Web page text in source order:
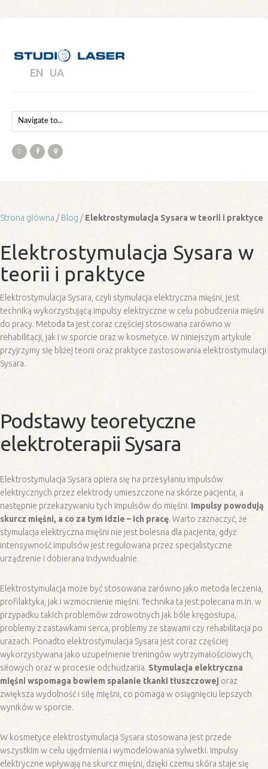
EN UA
Strona główna / Blog / Elektrostymulacja Sysara w teorii i praktyce
Elektrostymulacja Sysara w
teorii i praktyce
Elektrostymulacja Sysara, czyli stymulacja elektryczna mięśni, jest
techniką wykorzystującą impulsy elektryczne w celu pobudzenia mięśni
do pracy. Metoda ta jest coraz częściej stosowana zarówno w
rehabilitacji, jak i w sporcie oraz w kosmetyce. W niniejszym artykule
przyjrzymy się bliżej teorii oraz praktyce zastosowania elektrostymulacji
Sysara.
Podstawy teoretyczne
elektroterapii Sysara
Elektrostymulacja Sysara opiera się na przesyłaniu impulsów
elektrycznych przez elektrody umieszczone na skórze pacjenta, a
następnie przekazywaniu tych impulsów do mięśni. Impulsy powodują
skurcz mięśni, a co za tym idzie – ich pracę. Warto zaznaczyć, że
stymulacja elektryczna mięśni nie jest bolesna dla pacjenta, gdyż
intensywność impulsów jest regulowana przez specjalistyczne
urządzenie i dobierana indywidualnie.
Elektrostymulacja może być stosowana zarówno jako metoda leczenia,
profilaktyka, jak i wzmocnienie mięśni. Technika ta jest polecana m.in. w
przypadku takich problemów zdrowotnych jak bóle kręgosłupa,
problemy z zastawkami serca, problemy ze stawami czy rehabilitacja po
urazach. Ponadto elektrostymulacja Sysara jest coraz częściej
wykorzystywana jako uzupełnienie treningów wytrzymałościowych,
siłowych oraz w procesie odchudzania. Stymulacja elektryczna
mięśni wspomaga bowiem spalanie tkanki tłuszczowej oraz
zwiększa wydolność i siłę mięśni, co pomaga w osiągnięciu lepszych
wyników w sporcie.
W kosmetyce elektrostymulacja Sysara stosowana jest przede
wszystkim w celu ujędrnienia i wymodelowania sylwetki. Impulsy
elektryczne wpływają na skurcz mięśni, dzięki czemu skóra staje się